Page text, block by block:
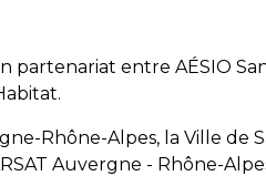
partenariat entre AÉSIO
Rhône-Alpes, la Ville de
Auvergne - Rhône-